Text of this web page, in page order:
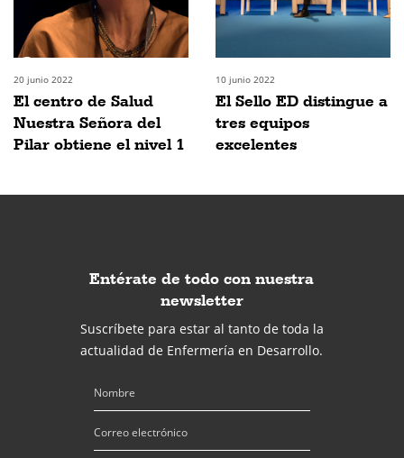
20 junio 2022
El centro de Salud
Nuestra Señora del
Pilar obtiene el nivel 1
10 junio 2022
El Sello ED distingue a
tres equipos
excelentes
Entérate de todo con nuestra
newsletter
Suscríbete para estar al tanto de toda la
actualidad de Enfermería en Desarrollo.